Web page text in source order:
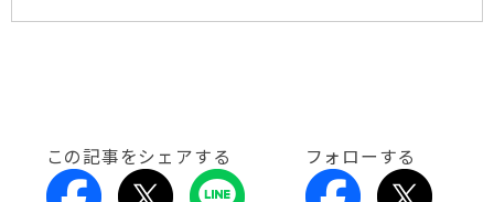
この記事をシェアする フォローする